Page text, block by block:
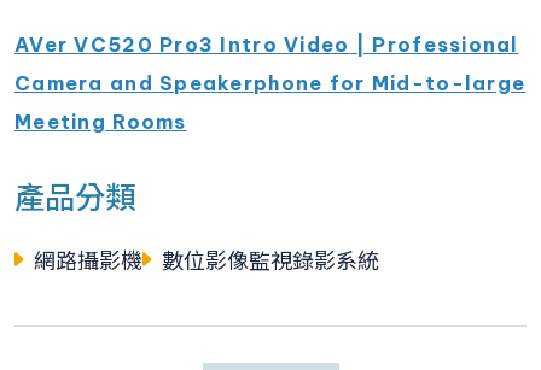
AVer VC520 Pro3 Intro Video | Professional
Camera and Speakerphone for Mid-to-large
Meeting Rooms
產品分類
網路攝影機 數位影像監視錄影系統